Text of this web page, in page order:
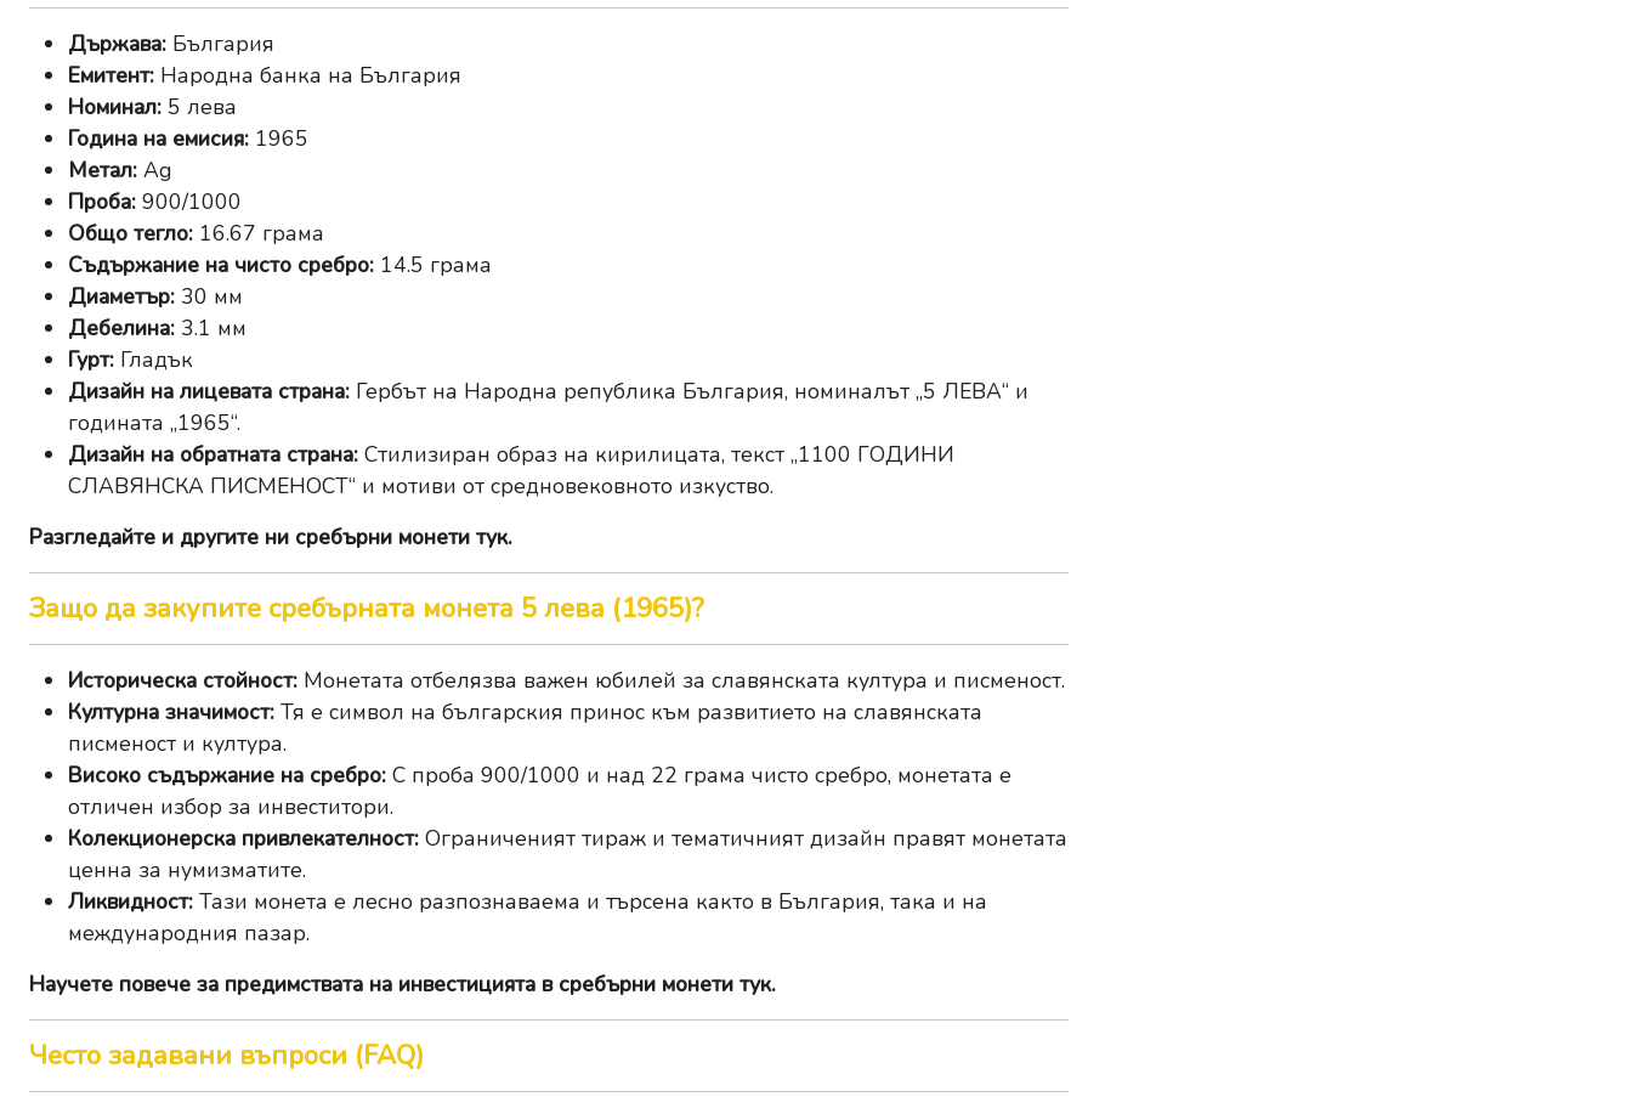
Държава: България
Емитент: Народна банка на България
Номинал: 5 лева
Година на емисия: 1965
Метал: Ag
Проба: 900/1000
Общо тегло: 16.67 грама
Съдържание на чисто сребро: 14.5 грама
Диаметър: 30 мм
Дебелина: 3.1 мм
Гурт: Гладък
Дизайн на лицевата страна: Гербът на Народна република България, номиналът „5 ЛЕВА“ и
годината „1965“.
Дизайн на обратната страна: Стилизиран образ на кирилицата, текст „1100 ГОДИНИ
СЛАВЯНСКА ПИСМЕНОСТ“ и мотиви от средновековното изкуство.
Разгледайте и другите ни сребърни монети тук.
Защо да закупите сребърната монета 5 лева (1965)?
Историческа стойност: Монетата отбелязва важен юбилей за славянската култура и писменост.
Културна значимост: Тя е символ на българския принос към развитието на славянската
писменост и култура.
Високо съдържание на сребро: С проба 900/1000 и над 22 грама чисто сребро, монетата е
отличен избор за инвеститори.
Колекционерска привлекателност: Ограниченият тираж и тематичният дизайн правят монетата
ценна за нумизматите.
Ликвидност: Тази монета е лесно разпознаваема и търсена както в България, така и на
международния пазар.
Научете повече за предимствата на инвестицията в сребърни монети тук.
Често задавани въпроси (FAQ)